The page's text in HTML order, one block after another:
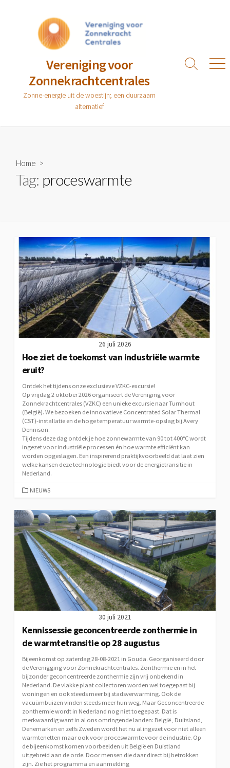
Vereniging voor
Zonnekrachtcentrales
Zonne-energie uit de woestijn; een duurzaam
alternatief
Zoeken
Home >
Tag: proceswarmte
26 juli 2026
Hoe ziet de toekomst van industriële warmte
eruit?
Ontdek het tijdens onze exclusieve VZKC-excursie!
Op vrijdag 2 oktober 2026 organiseert de Vereniging voor
Zonnekrachtcentrales (VZKC) een unieke excursie naar Turnhout
(België). We bezoeken de innovatieve Concentrated Solar Thermal
(CST)-installatie en de hoge temperatuur warmte-opslag bij Avery
Dennison.
Tijdens deze dag ontdek je hoe zonnewarmte van 90 tot 400°C wordt
ingezet voor industriële processen én hoe warmte efficiënt kan
worden opgeslagen. Een inspirerend praktijkvoorbeeld dat laat zien
welke kansen deze technologie biedt voor de energietransitie in
Nederland.
CATEGORIEËN
NIEUWS
30 juli 2021
Kennissessie geconcentreerde zonthermie in
de warmtetransitie op 28 augustus
Bijeenkomst op zaterdag 28-08-2021 in Gouda. Georganiseerd door
de Verenigging voor Zonnekrachtcentrales. Zonthermie en in het
bijzonder geconcentreerde zonthermie zijn vrij onbekend in
Nederland. De vlakke plaat collectoren worden wel toegepast bij
woningen en ook steeds meer bij stadsverwarming. Ook de
vacuümbuizen vinden steeds meer hun weg. Maar Geconcentreerde
zonthermie wordt in Nederland nog niet toegepast. Dat is
merkwaardig want in al ons omringende landen: België , Duitsland,
Denemarken en zelfs Zweden wordt het nu al ingezet voor niet alleen
warmtenetten maar ook voor proceswarmte voor de industrie. Op
de bijeenkomst komen voorbeelden uit België en Duistland
uitgebreid aan de orde. Door mensen die daar direct bij betrokken
zijn. Zie het programma en aanmelding